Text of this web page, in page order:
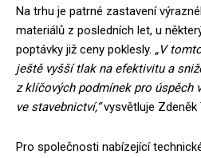
Na trhu je patrné zastavení
materiálů z posledních let, u
poptávky již ceny poklesly. „V
ještě vyšší tlak na efektivitu a
z klíčových podmínek pro úspěch
ve stavebnictví,“vysvětluje Zdeněk
Pro společnosti nabízející